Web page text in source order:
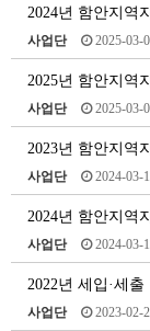
2024년 함안지역
사업단 2025-03-
2025년 함안지역
사업단 2025-03-
2023년 함안지역
사업단 2024-03-
2024년 함안지역
사업단 2024-03-
2022년 세입·세
사업단 2023-02-